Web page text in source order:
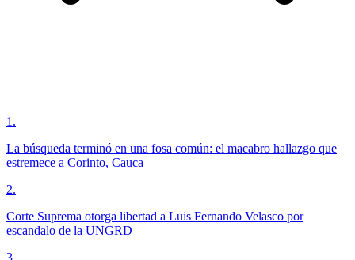
1 .
La búsqueda terminó en una fosa común: el macabro hallazgo que
estremece a Corinto, Cauca
2.
Corte Suprema otorga libertad a Luis Fernando Velasco por
escandalo de la UNGRD
3